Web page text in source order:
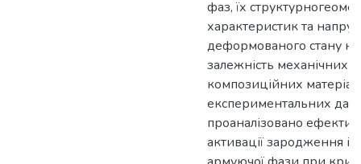
фаз, їх
характеристик та
деформованого стану
залежність механічних
композиційних
експериментальних
проаналізовано
активації зародження і